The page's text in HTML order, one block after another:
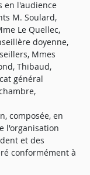
en l'audience
M. Soulard,
Le Quellec,
doyenne,
Mmes
Thibaud,
général
composée, en
l'organisation
et des
conformément à